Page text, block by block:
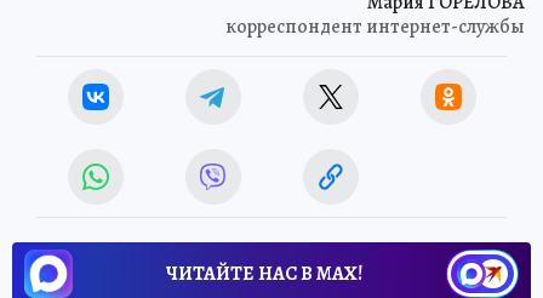
корреспондент интернет-службы
ЧИТАЙТЕ НАС В МАХ!